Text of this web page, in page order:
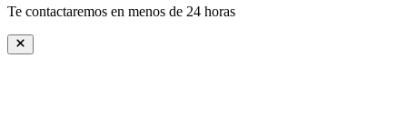
Te contactaremos en menos de 24 horas